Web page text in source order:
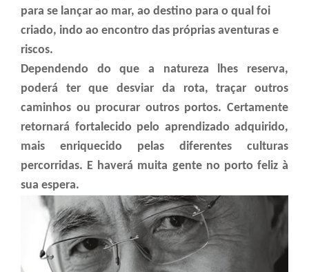
para se lançar ao mar, ao destino para o qual foi
criado, indo ao encontro das próprias aventuras e
riscos.
Dependendo do que a natureza lhes reserva,
poderá ter que desviar da rota, traçar outros
caminhos ou procurar outros portos. Certamente
retornará fortalecido pelo aprendizado adquirido,
mais enriquecido pelas diferentes culturas
percorridas. E haverá muita gente no porto feliz à
sua espera.